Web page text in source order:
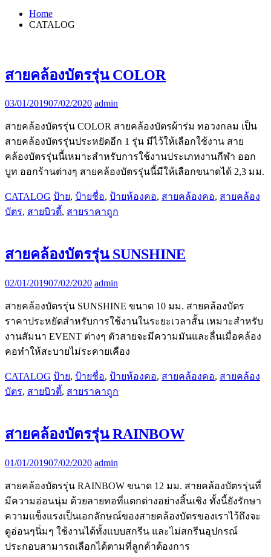
Home
CATALOG
สายคล้องบัตรรุ่น COLOR
03/01/201907/02/2020 admin
สายคล้องบัตรรุ่น COLOR สายคล้องบัตรผ้าร่ม ทอวงกลม เป็น
สายคล้องบัตรรุ่นประหยัดอีก 1 รุ่น มีไว้ให้เลือกใช้งาน สาย
คล้องบัตรรุ่นนี้เหมาะสำหรับการใช้งานประเภทงานกีฬา ออก
บูท ออกร้านต่างๆ สายคล้องบัตรรุ่นนี้มีให้เลือกขนาดได้ 2,3 มม.
CATALOG ป้าย, ป้ายชื่อ, ป้ายห้องคอ, สายคล้องคอ, สายคล้อง
บัตร, สายบิวตี้, สายราคาถูก
สายคล้องบัตรรุ่น SUNSHINE
02/01/201907/02/2020 admin
สายคล้องบัตรรุ่น SUNSHINE ขนาด 10 มม. สายคล้องบัตร
ราคาประหยัดสำหรับการใช้งานในระยะเวลาสั้น เหมาะสำหรับ
งานสัมนา EVENT ต่างๆ ตัวสายจะมีความมันและลื่นเมื่อคล้อง
คอทำให้สะบายไม่ระคายเคือง
CATALOG ป้าย, ป้ายชื่อ, ป้ายห้องคอ, สายคล้องคอ, สายคล้อง
บัตร, สายบิวตี้, สายราคาถูก
สายคล้องบัตรรุ่น RAINBOW
01/01/201907/02/2020 admin
สายคล้องบัตรรุ่น RAINBOW ขนาด 12 มม. สายคล้องบัตรรุ่นที่
มีความอ่อนนุ่ม ด้วยลายทอที่แตกต่างอย่างสิ้นเชิง ทั้งนี้ยังรักษา
ความแข็งแรงเป็นเอกลักษณ์ของสายคล้องบัตรของเราไว้ถึงจะ
ดูอ่อนๆนิ่มๆ ใช้งานได้ทั้งแบบสกรีน และไม่สกรีนอุปกรณ์
ประกอบสามารถเลือกได้ตามที่ลูกค้าต้องการ